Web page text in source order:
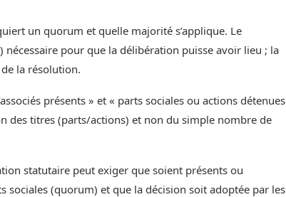
un quorum et quelle majorité s’applique. Le
pour que la délibération puisse avoir lieu ; la
la résolution.
présents » et « parts sociales ou actions détenues
des titres (parts/actions) et non du simple nombre de
statutaire peut exiger que soient présents ou
(quorum) et que la décision soit adoptée par les